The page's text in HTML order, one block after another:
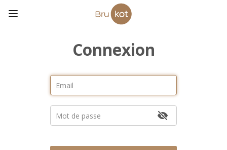
Connexion